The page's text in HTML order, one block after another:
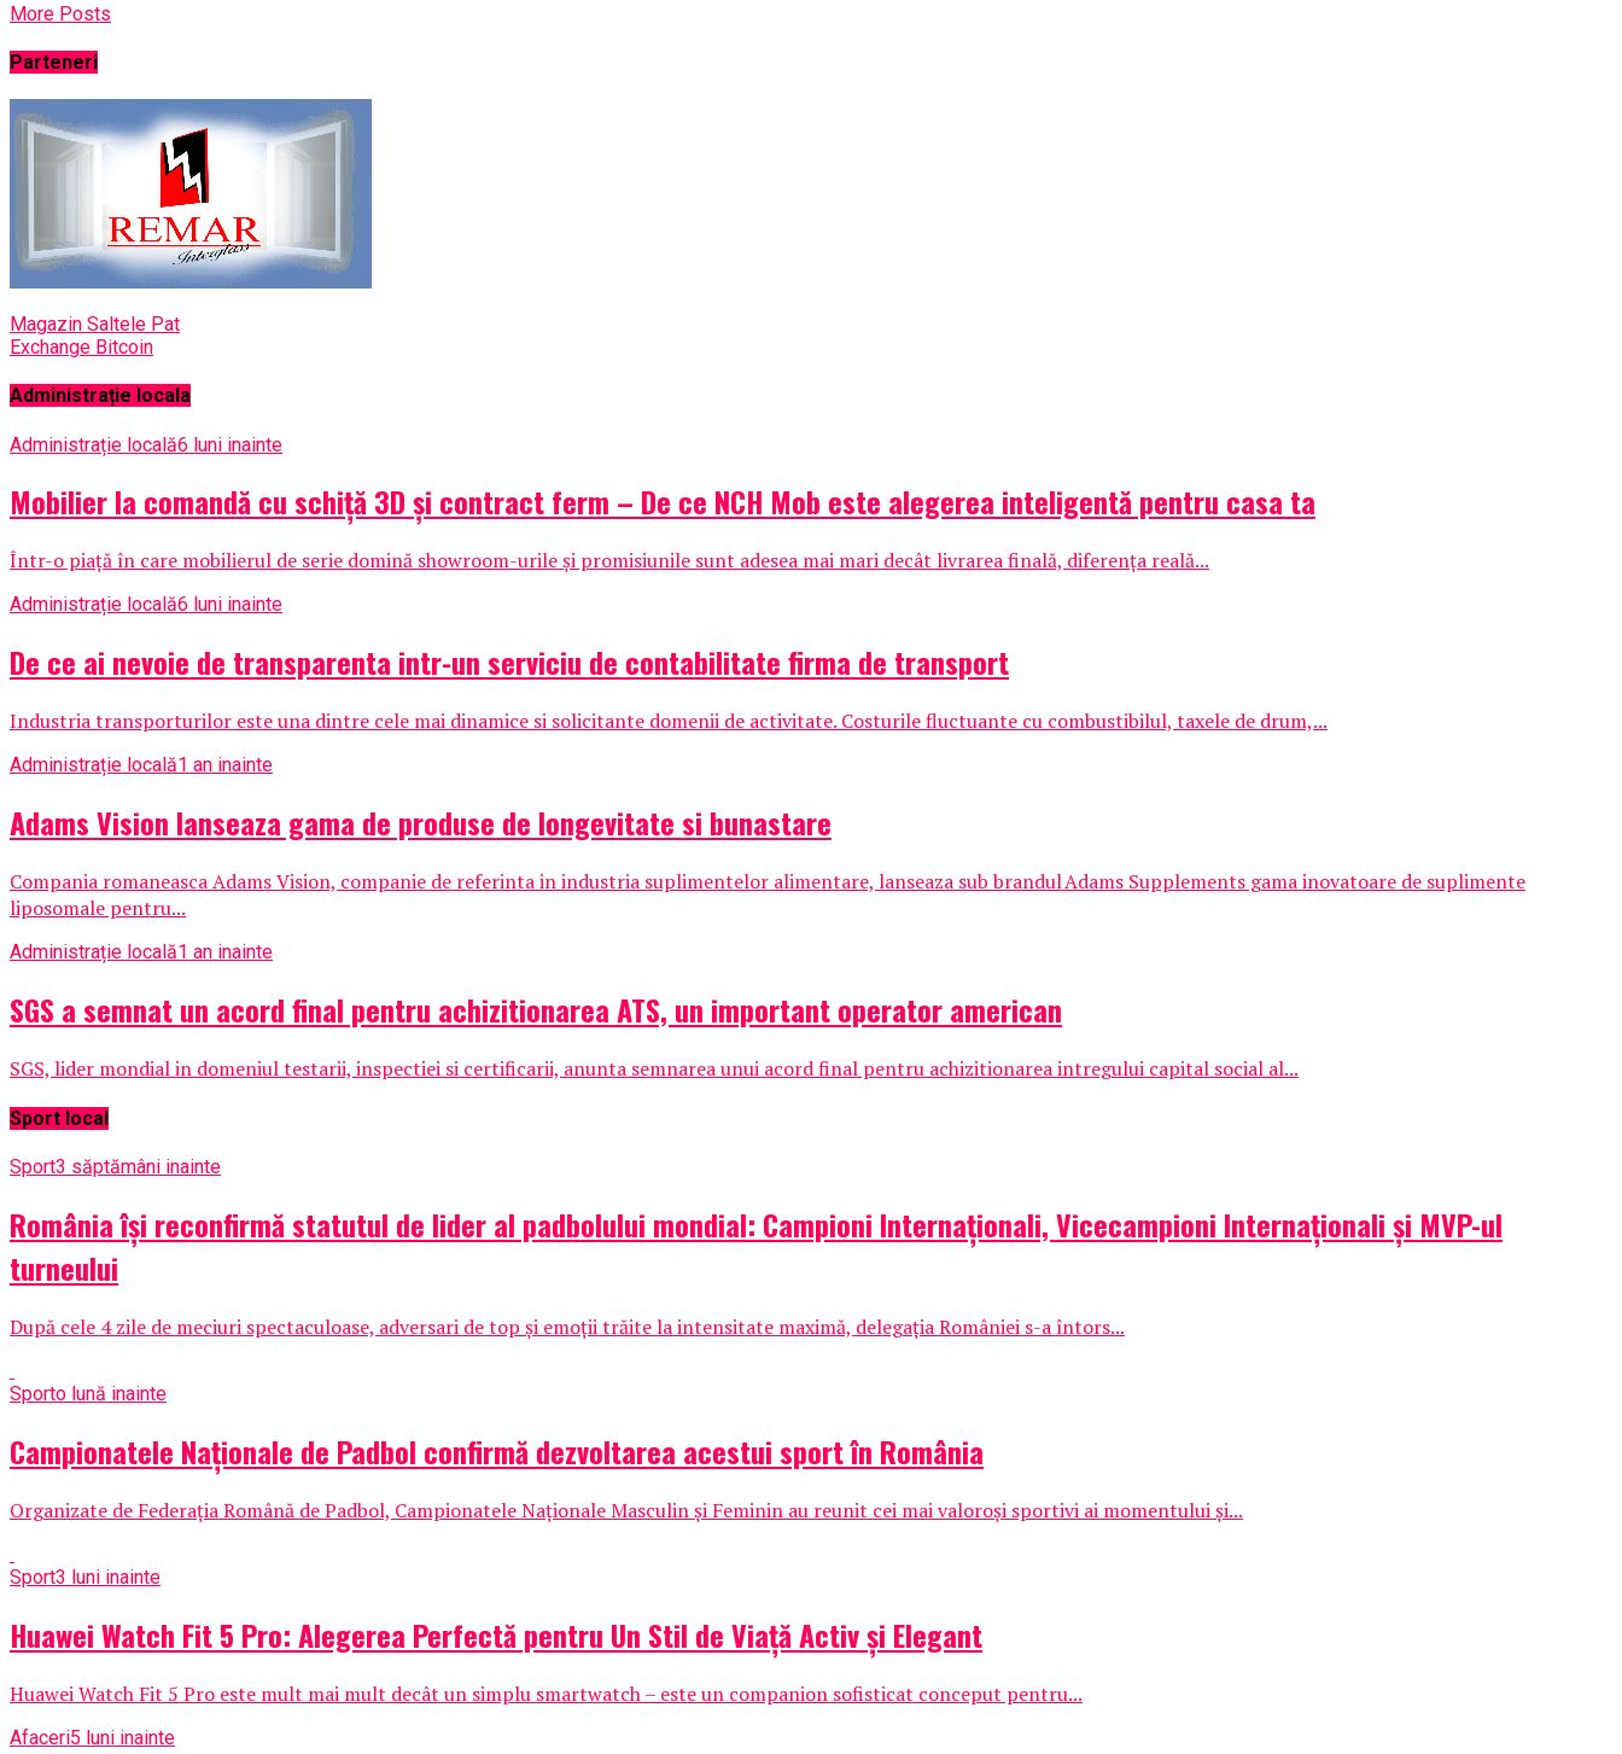
More Posts
Parteneri
Magazin Saltele Pat
Exchange Bitcoin
Administrație locala
Administrație locală6 luni inainte
Mobilier la comandă cu schiță 3D și contract ferm – De ce NCH Mob este alegerea inteligentă pentru casa ta
Într-o piață în care mobilierul de serie domină showroom-urile și promisiunile sunt adesea mai mari decât livrarea finală, diferența reală...
Administrație locală6 luni inainte
De ce ai nevoie de transparenta intr-un serviciu de contabilitate firma de transport
Industria transporturilor este una dintre cele mai dinamice si solicitante domenii de activitate. Costurile fluctuante cu combustibilul, taxele de drum,...
Administrație locală1 an inainte
Adams Vision lanseaza gama de produse de longevitate si bunastare
Compania romaneasca Adams Vision, companie de referinta in industria suplimentelor alimentare, lanseaza sub brandul Adams Supplements gama inovatoare de suplimente
liposomale pentru...
Administrație locală1 an inainte
SGS a semnat un acord final pentru achizitionarea ATS, un important operator american
SGS, lider mondial in domeniul testarii, inspectiei si certificarii, anunta semnarea unui acord final pentru achizitionarea intregului capital social al...
Sport local
Sport3 săptămâni inainte
România își reconfirmă statutul de lider al padbolului mondial: Campioni Internaționali, Vicecampioni Internaționali și MVP-ul
turneului
După cele 4 zile de meciuri spectaculoase, adversari de top și emoții trăite la intensitate maximă, delegația României s-a întors...
Sporto lună inainte
Campionatele Naționale de Padbol confirmă dezvoltarea acestui sport în România
Organizate de Federația Română de Padbol, Campionatele Naționale Masculin și Feminin au reunit cei mai valoroși sportivi ai momentului și...
Sport3 luni inainte
Huawei Watch Fit 5 Pro: Alegerea Perfectă pentru Un Stil de Viață Activ și Elegant
Huawei Watch Fit 5 Pro este mult mai mult decât un simplu smartwatch – este un companion sofisticat conceput pentru...
Afaceri5 luni inainte